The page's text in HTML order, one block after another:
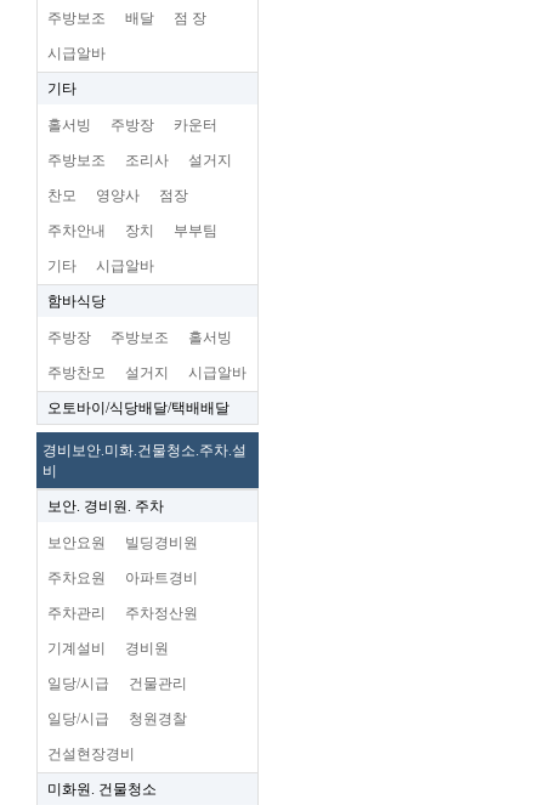
주방보조 배달 점 장
시급알바
기타
홀서빙 주방장 카운터
주방보조 조리사 설거지
찬모 영양사 점장
주차안내 장치 부부팀
기타 시급알바
함바식당
주방장 주방보조 홀서빙
주방찬모 설거지 시급알바
오토바이/식당배달/택배배달
경비보안.미화.건물청소.주차.설
비
보안. 경비원. 주차
보안요원 빌딩경비원
주차요원 아파트경비
주차관리 주차정산원
기계설비 경비원
일당/시급 건물관리
일당/시급 청원경찰
건설현장경비
미화원. 건물청소